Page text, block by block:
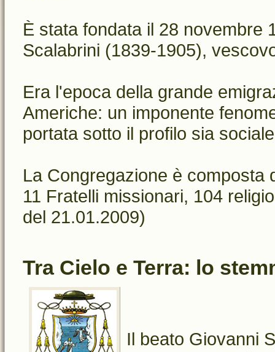
È stata fondata il 28 novembre
Scalabrini (1839-1905),
Era l'epoca della grande
Americhe: un imponente
portata sotto il profilo sia
La Congregazione è composta
11 Fratelli missionari, 104
del 21.01.2009)
Tra Cielo e Terra: lo
Il beato Giovanni